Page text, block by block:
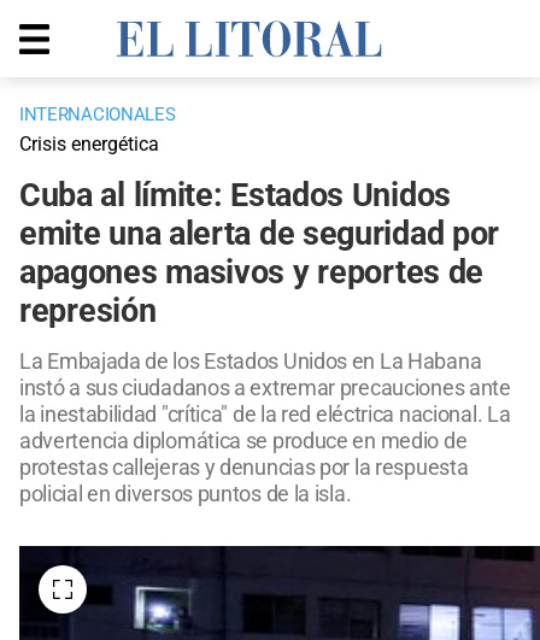
INTERNACIONALES
Crisis energética
Cuba al límite: Estados Unidos
emite una alerta de seguridad por
apagones masivos y reportes de
represión
La Embajada de los Estados Unidos en La Habana
instó a sus ciudadanos a extremar precauciones ante
la inestabilidad "crítica" de la red eléctrica nacional. La
advertencia diplomática se produce en medio de
protestas callejeras y denuncias por la respuesta
policial en diversos puntos de la isla.